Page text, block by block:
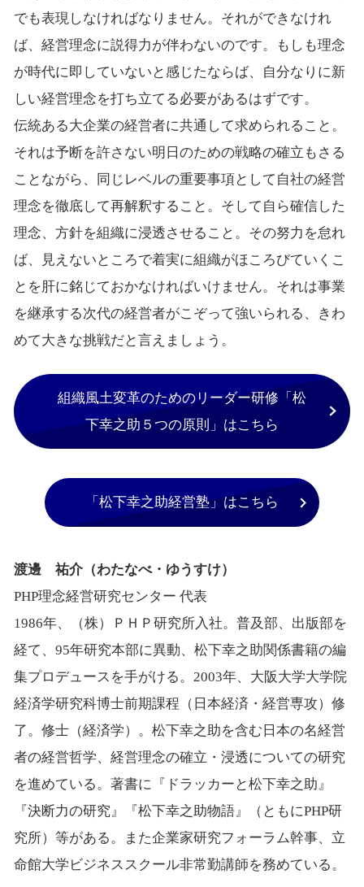
でも表現しなければなりません。それができなけれ
ば、経営理念に説得力が伴わないのです。もしも理念
が時代に即していないと感じたならば、自分なりに新
しい経営理念を打ち立てる必要があるはずです。
伝統ある大企業の経営者に共通して求められること。
それは予断を許さない明日のための戦略の確立もさる
ことながら、同じレベルの重要事項として自社の経営
理念を徹底して再解釈すること。そして自ら確信した
理念、方針を組織に浸透させること。その努力を怠れ
ば、見えないところで着実に組織がほころびていくこ
とを肝に銘じておかなければいけません。それは事業
を継承する次代の経営者がこぞって強いられる、きわ
めて大きな挑戦だと言えましょう。
組織風土変革のためのリーダー研修「松
下幸之助５つの原則」はこちら
「松下幸之助経営塾」はこちら
渡邊 祐介（わたなべ・ゆうすけ）
PHP理念経営研究センター 代表
1986年、（株）ＰＨＰ研究所入社。普及部、出版部を
経て、95年研究本部に異動、松下幸之助関係書籍の編
集プロデュースを手がける。2003年、大阪大学大学院
経済学研究科博士前期課程（日本経済・経営専攻）修
了。修士（経済学）。松下幸之助を含む日本の名経営
者の経営哲学、経営理念の確立・浸透についての研究
を進めている。著書に『ドラッカーと松下幸之助』
『決断力の研究』『松下幸之助物語』（ともにPHP研
究所）等がある。また企業家研究フォーラム幹事、立
命館大学ビジネススクール非常勤講師を務めている。